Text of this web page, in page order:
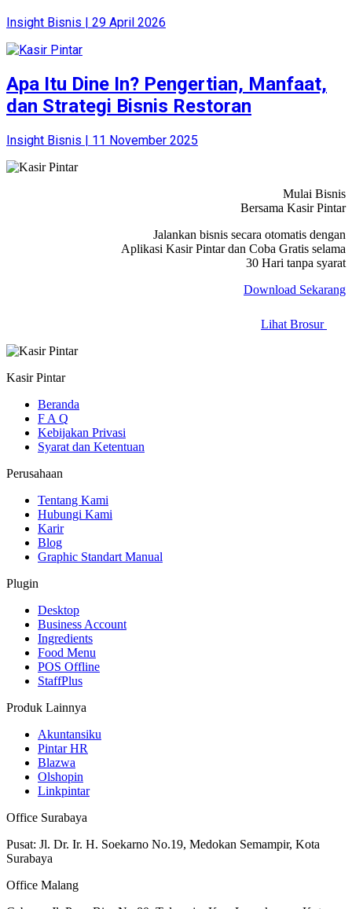
Insight Bisnis | 29 April 2026
Apa Itu Dine In? Pengertian, Manfaat,
dan Strategi Bisnis Restoran
Insight Bisnis | 11 November 2025
Mulai Bisnis
Bersama Kasir Pintar
Jalankan bisnis secara otomatis dengan
Aplikasi Kasir Pintar dan Coba Gratis selama
30 Hari tanpa syarat
Download Sekarang
Lihat Brosur
Kasir Pintar
Beranda
F A Q
Kebijakan Privasi
Syarat dan Ketentuan
Perusahaan
Tentang Kami
Hubungi Kami
Karir
Blog
Graphic Standart Manual
Plugin
Desktop
Business Account
Ingredients
Food Menu
POS Offline
StaffPlus
Produk Lainnya
Akuntansiku
Pintar HR
Blazwa
Olshopin
Linkpintar
Office Surabaya
Pusat: Jl. Dr. Ir. H. Soekarno No.19, Medokan Semampir, Kota
Surabaya
Office Malang